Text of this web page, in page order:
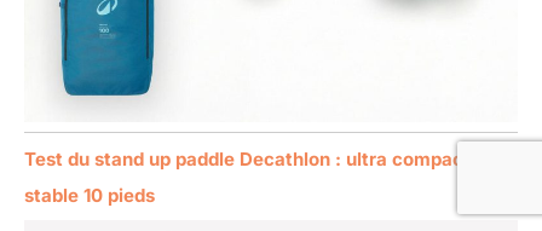
Test du stand up paddle Decathlon : ultra compact et
stable 10 pieds